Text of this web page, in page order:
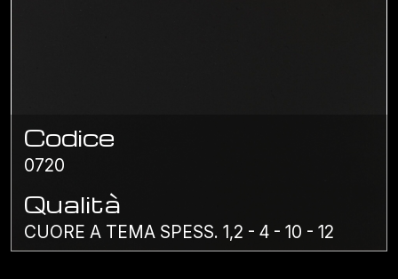
Codice
0720
Qualità
CUORE A TEMA SPESS. 1,2 - 4 - 10 - 12